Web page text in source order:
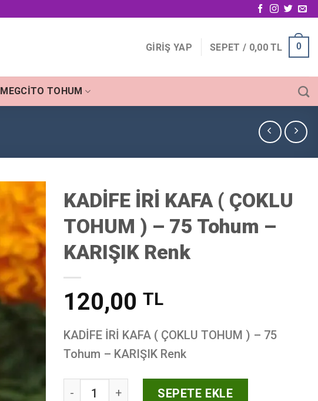
GIRIŞ YAP SEPET / 0,00TL 0
MEGCITO TOHUM
KADİFE İRİ KAFA ( ÇOKLU
TOHUM ) – 75 Tohum –
KARIŞIK Renk
120,00 TL
KADİFE İRİ KAFA ( ÇOKLU TOHUM ) – 75
Tohum – KARIŞIK Renk
KADİFE İRİ KAFA ( ÇOKLU TOHUM ) - 75 Tohum -
SEPETE EKLE